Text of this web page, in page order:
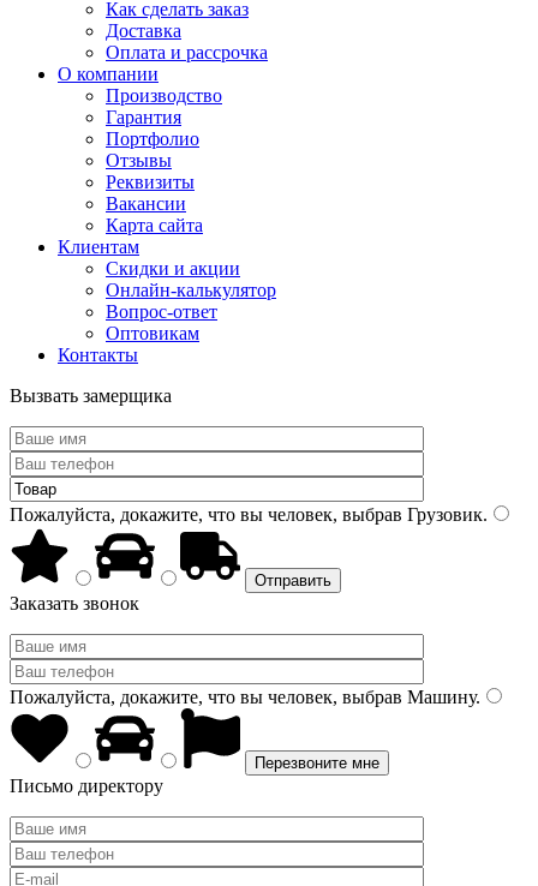
Как сделать заказ
Доставка
Оплата и рассрочка
О компании
Производство
Гарантия
Портфолио
Отзывы
Реквизиты
Вакансии
Карта сайта
Клиентам
Скидки и акции
Онлайн-калькулятор
Вопрос-ответ
Оптовикам
Контакты
Вызвать замерщика
Пожалуйста, докажите, что вы человек, выбрав Грузовик.
Заказать звонок
Пожалуйста, докажите, что вы человек, выбрав Машину.
Письмо директору